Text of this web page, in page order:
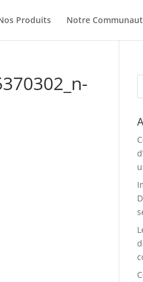
Produits Notre